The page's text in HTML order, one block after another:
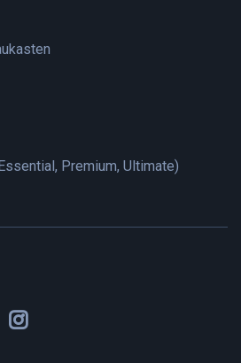
Premium, Ultimate)